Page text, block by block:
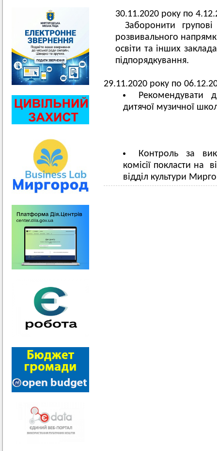
30.11.2020 року по
Заборонити групові
розвивального
освіти та інших
підпорядкування.
29.11.2020 року по
Рекомендувати
дитячої музичної
Контроль за
комісії покласти на
відділ культури